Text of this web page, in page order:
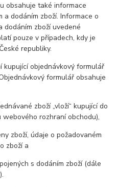
také informace
dodáním zboží. Informace o
dodáním zboží uvedené
pouze v případech, kdy je
republiky.
objednávkový formulář
formulář obsahuje
zboží „vloží“ kupující do
rozhraní obchodu),
zboží, údaje o požadovaném
zboží a
s dodáním zboží (dále
).